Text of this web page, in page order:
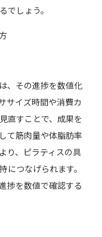
でしょう。
、その進捗を数値化
サイズ時間や消費カ
直すことで、成果を
て筋肉量や体脂肪率
り、ピラティスの具
につなげられます。
捗を数値で確認する